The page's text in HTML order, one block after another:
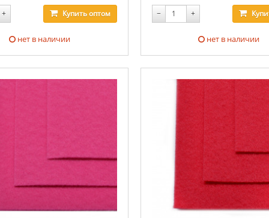
+ Купитьоптом
нет в наличии
− +
нет в наличии